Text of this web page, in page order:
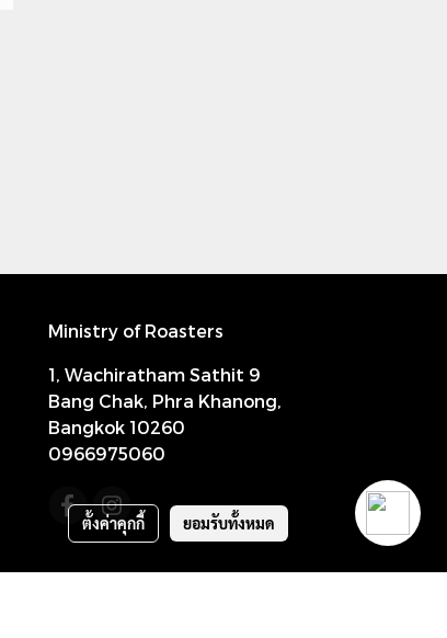
Ministry of Roasters
1, Wachiratham Sathit 9
Bang Chak, Phra Khanong,
Bangkok 10260
0966975060
ตั้งค่าคุกกี้ ยอมรับทั้งหมด